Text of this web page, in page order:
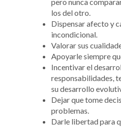
los del otro.
Dispensar afecto y
incondicional.
Valorar sus
Apoyarle siempre
Incentivar el
responsabilidades,
su desarrollo
Dejar que tome
problemas.
Darle libertad para